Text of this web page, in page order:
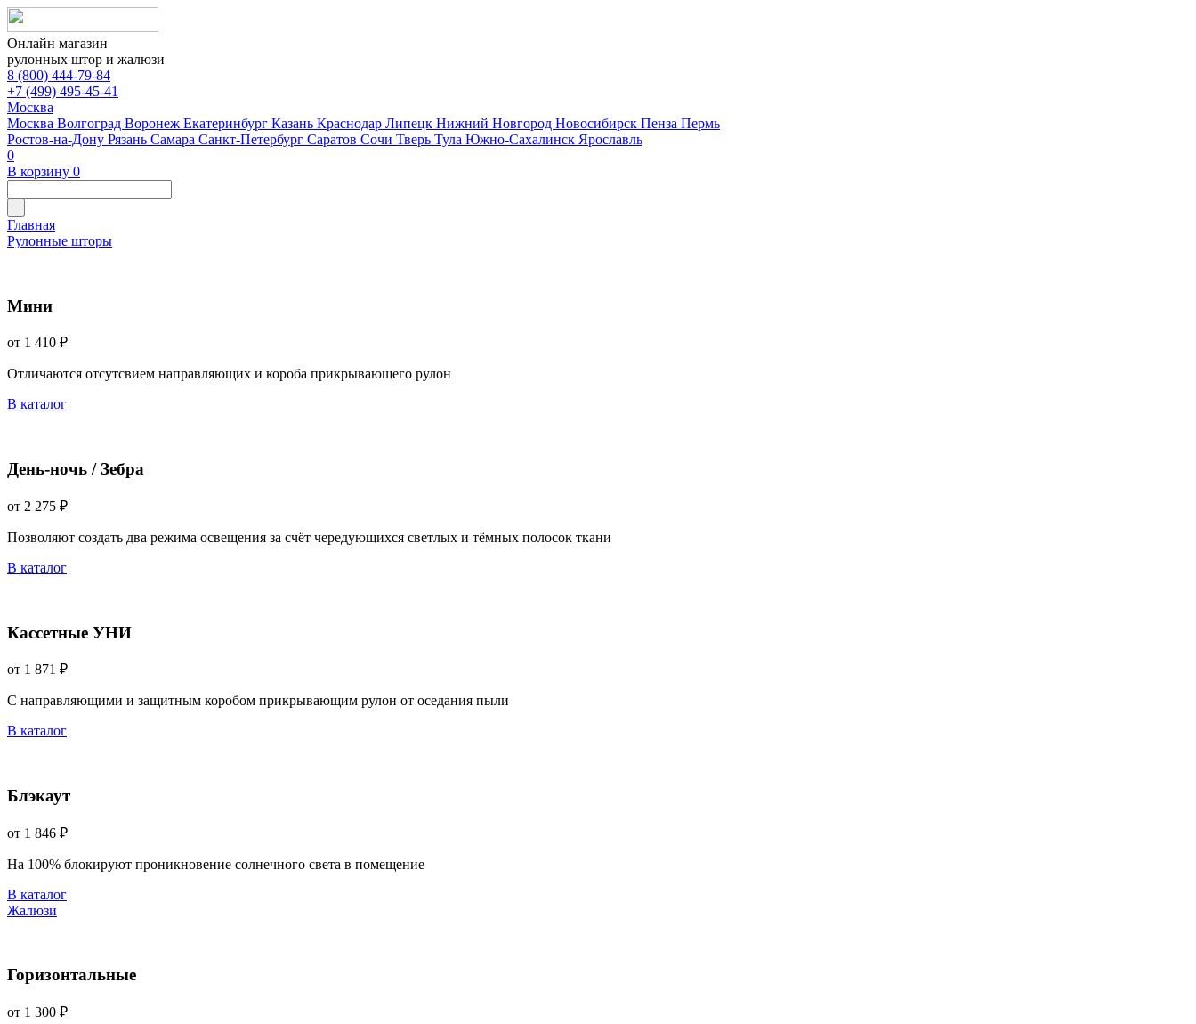
Онлайн магазин
рулонных штор и жалюзи
8 (800) 444-79-84
+7 (499) 495-45-41
Москва
Москва Волгоград Воронеж Екатеринбург Казань Краснодар Липецк Нижний Новгород Новосибирск Пенза Пермь
Ростов-на-Дону Рязань Самара Санкт-Петербург Саратов Сочи Тверь Тула Южно-Сахалинск Ярославль
0
В корзину 0
Главная
Рулонные шторы
Мини
от 1 410 ₽
Отличаются отсутсвием направляющих и короба прикрывающего рулон
В каталог
День-ночь / Зебра
от 2 275 ₽
Позволяют создать два режима освещения за счёт чередующихся светлых и тёмных полосок ткани
В каталог
Кассетные УНИ
от 1 871 ₽
С направляющими и защитным коробом прикрывающим рулон от оседания пыли
В каталог
Блэкаут
от 1 846 ₽
На 100% блокируют проникновение солнечного света в помещение
В каталог
Жалюзи
Горизонтальные
от 1 300 ₽